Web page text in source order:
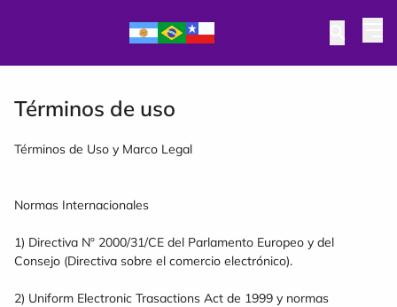
Términos de uso
Términos de Uso y Marco Legal
Normas Internacionales
1) Directiva Nº 2000/31/CE del Parlamento Europeo y del
Consejo (Directiva sobre el comercio electrónico).
2) Uniform Electronic Trasactions Act de 1999 y normas